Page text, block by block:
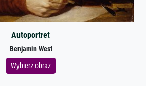
Autoportret
Benjamin West
Wybierz obraz